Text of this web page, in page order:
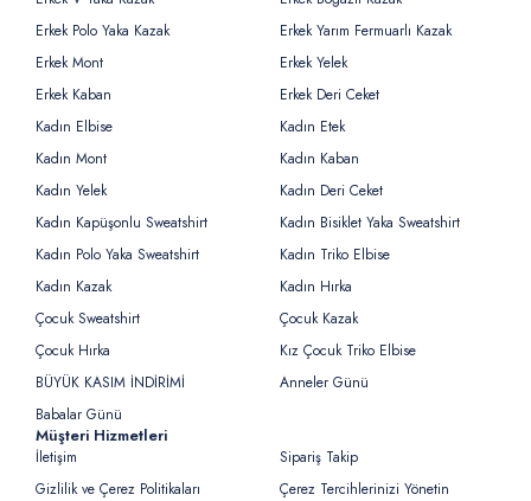
Erkek Polo Yaka Kazak
Erkek Yarım Fermuarlı Kazak
Erkek Mont
Erkek Yelek
Erkek Kaban
Erkek Deri Ceket
Kadın Elbise
Kadın Etek
Kadın Mont
Kadın Kaban
Kadın Yelek
Kadın Deri Ceket
Kadın Kapüşonlu Sweatshirt
Kadın Bisiklet Yaka Sweatshirt
Kadın Polo Yaka Sweatshirt
Kadın Triko Elbise
Kadın Kazak
Kadın Hırka
Çocuk Sweatshirt
Çocuk Kazak
Çocuk Hırka
Kız Çocuk Triko Elbise
BÜYÜK KASIM İNDİRİMİ
Anneler Günü
Babalar Günü
Müşteri Hizmetleri
İletişim
Sipariş Takip
Gizlilik ve Çerez Politikaları
Çerez Tercihlerinizi Yönetin